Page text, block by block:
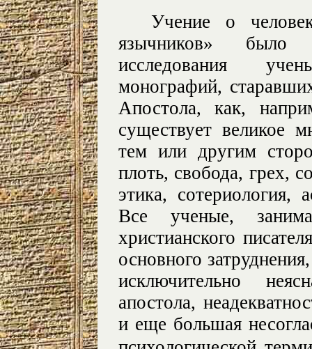
Учение о
язычников» было
исследования
монографий,
Апостола, как,
существует великое
тем или другим
плоть, свобода, грех,
этика, сотериология,
Все ученые,
христианского
основного
исключительно
апостола,
и еще большая